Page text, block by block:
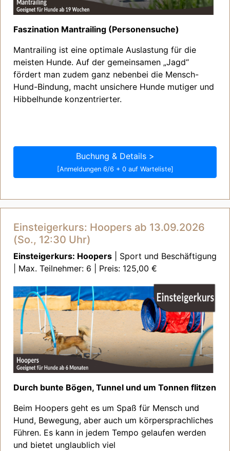
Faszination Mantrailing (Personensuche)
Mantrailing ist eine optimale Auslastung für die
meisten Hunde. Auf der gemeinsamen „Jagd“
fördert man zudem ganz nebenbei die Mensch-
Hund-Bindung, macht unsichere Hunde mutiger und
Hibbelhunde konzentrierter.
Buchung & Details >
[Anmeldungen 6/6 + 0 auf Warteliste]
Einsteigerkurs: Hoopers ab 13.09.2026
(So., 12:30 Uhr)
Einsteigerkurs: Hoopers | Sport und Beschäftigung
| Max. Teilnehmer: 6 | Preis: 125,00 €
Durch bunte Bögen, Tunnel und um Tonnen flitzen
Beim Hoopers geht es um Spaß für Mensch und
Hund, Bewegung, aber auch um körpersprachliches
Führen. Es kann in jedem Tempo gelaufen werden
und bietet unglaublich viel